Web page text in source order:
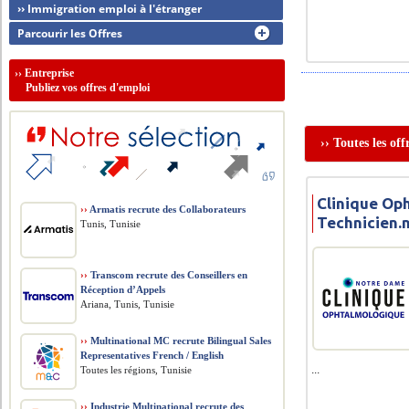
›› Toutes les
Clinique
...
›› Immigration emploi à l'étranger
Parcourir les Offres
››Entreprise
Publiez vos offres d'emploi
›› Armatis recrute des Collaborateurs
Tunis, Tunisie
›› Transcom recrute des Conseillers en
Réception d’Appels
Ariana, Tunis, Tunisie
›› Multinational MC recrute Bilingual Sales
Representatives French / English
Toutes les régions, Tunisie
›› Industrie Multinational recrute des